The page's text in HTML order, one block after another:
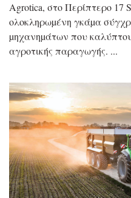
Agrotica, στο Περίπτερο 17
ολοκληρωµένη γκάµα
µηχανηµάτων που
αγροτικής παραγωγής.